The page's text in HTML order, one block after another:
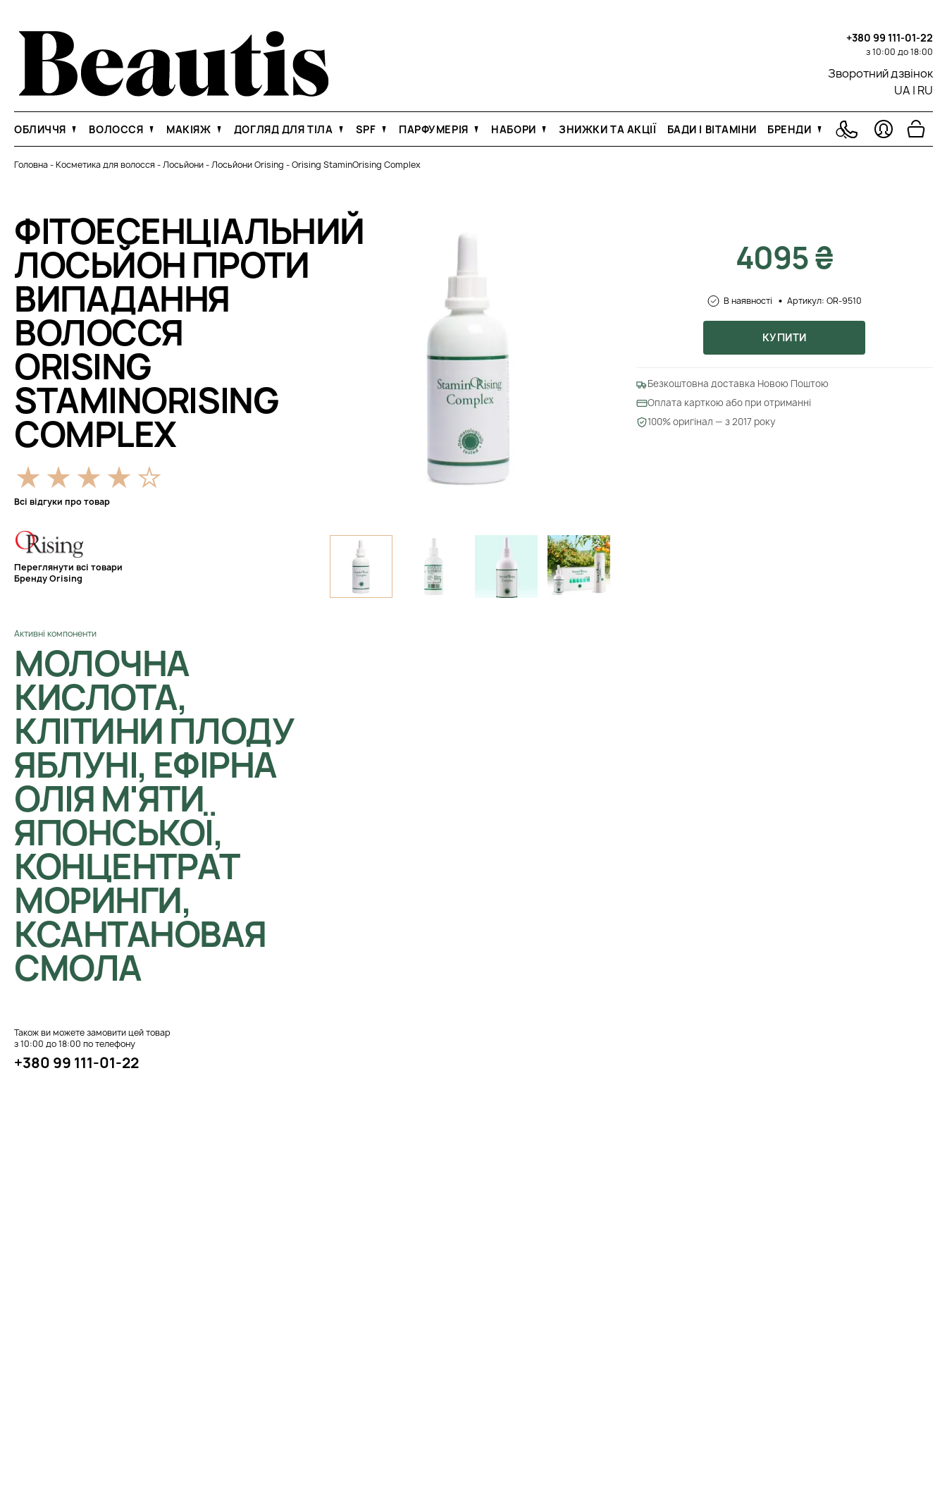
+380 99 111-01-22
з 10:00 до 18:00
Зворотний дзвінок
UA | RU
ОБЛИЧЧЯ ВОЛОССЯ МАКІЯЖ ДОГЛЯД ДЛЯ ТІЛА SPF ПАРФУМЕРІЯ НАБОРИ ЗНИЖКИ ТА АКЦІЇ БАДИ І ВІТАМІНИ БРЕНДИ
Головна-Косметика для волосся -Лосьйони-Лосьйони Orising -Orising StaminOrising Complex
ФІТОЕСЕНЦІАЛЬНИЙ
ЛОСЬЙОН ПРОТИ
ВИПАДАННЯ
ВОЛОССЯ
ORISING
STAMINORISING
COMPLEX
Всі відгуки про товар
Переглянути всі товари
Бренду Orising
Активні компоненти
МОЛОЧНА
КИСЛОТА,
КЛІТИНИ ПЛОДУ
ЯБЛУНІ, ЕФІРНА
ОЛІЯ М'ЯТИ
ЯПОНСЬКОЇ,
КОНЦЕНТРАТ
МОРИНГИ,
КСАНТАНОВАЯ
СМОЛА
Також ви можете замовити цей товар
з 10:00 до 18:00 по телефону
+380 99 111-01-22
4095 ₴
В наявності Артикул: OR-9510
КУПИТИ
Безкоштовна доставка Новою Поштою
Оплата карткою або при отриманні
100% оригінал — з 2017 року